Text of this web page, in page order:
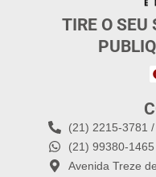
TIRE O SEU
(21) 2215-3781
(21) 99380-1465
Avenida Treze